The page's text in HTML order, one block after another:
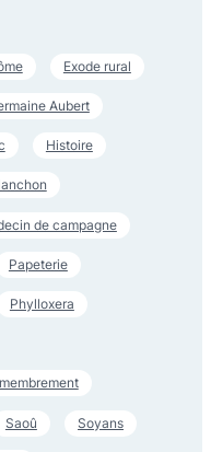
Exode rural
Aubert
Histoire
de campagne
Papeterie
Phylloxera
Saoû Soyans